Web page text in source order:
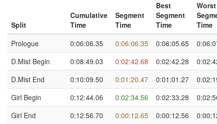
Split
Cumulative
Time
Segment
Time
Best
Segment
Time
Worst
Time
Prologue
0:06:06.35 0:06:06.35 0:06:05.65
D.Mist Begin
0:08:49.03 0:02:42.68 0:02:42.28
D.Mist End
0:10:09.50 0:01:20.47 0:01:01.27
Girl Begin
0:12:44.06 0:02:34.56 0:02:33.28
Girl End
0:12:56.70 0:00:12.65 0:00:12.56